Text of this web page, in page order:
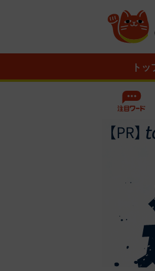
トッ